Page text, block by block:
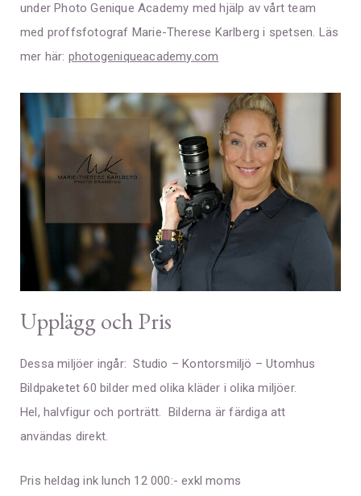
under Photo Genique Academy med hjälp av vårt team
med proffsfotograf Marie-Therese Karlberg i spetsen. Läs
mer här: photogeniqueacademy.com
​Upplägg och Pris
Dessa miljöer ingår: Studio – Kontorsmiljö – Utomhus
Bildpaketet 60 bilder med olika kläder i olika miljöer.
Hel, halvfigur och porträtt. Bilderna är färdiga att
användas direkt.
Pris heldag ink lunch 12 000:- exkl moms